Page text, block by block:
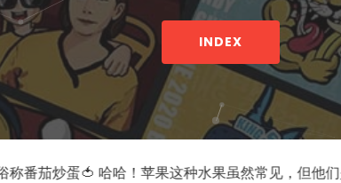
虽然常见，但他们是，来自智慧树上的